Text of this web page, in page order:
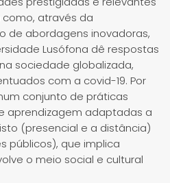
como, através da
de abordagens inovadoras,
Lusófona dê respostas
sociedade globalizada,
com a covid-19. Por
conjunto de práticas
aprendizagem adaptadas a
(presencial e a distância)
públicos), que implica
o meio social e cultural